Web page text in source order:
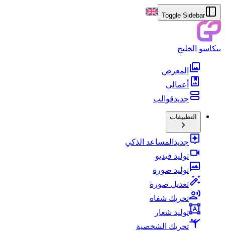
Toggle Sidebar
بيكاسو الخليج
المعرض
أعمالي
جديدقوالب
التطبيقات
جديد المساعد الذكي
توليد فيديو
توليد صورة
تعديل صورة
تحريك شفاه
توليد شعار
تحريك الشخصية